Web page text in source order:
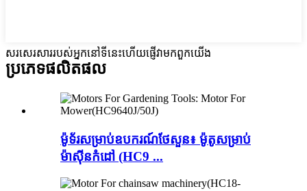
សរសេរសាររបស់អ្នកនៅទីនេះហើយផ្ញើវាមកពួកយើង
ប្រភេទផលិតផល
ម៉ូទ័រសម្រាប់ឧបករណ៍ថែសួន៖ ម៉ូតូសម្រាប់
ម៉ាស៊ីនកំដៅ (HC9 ...